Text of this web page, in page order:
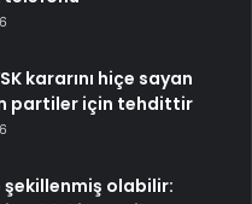
kararını hiçe sayan
partiler için tehdittir
şekillenmiş olabilir: